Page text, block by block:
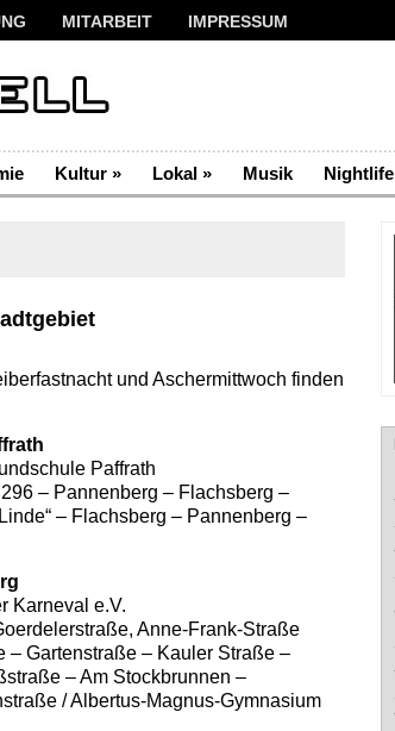
MITARBEIT IMPRESSUM
Kultur » Lokal » Musik Nightlife
und Aschermittwoch finden
Paffrath
– Pannenberg – Flachsberg –
– Flachsberg – Pannenberg –
Karneval e.V.
Anne-Frank-Straße
– Gartenstraße – Kauler Straße –
– Am Stockbrunnen –
/ Albertus-Magnus-Gymnasium